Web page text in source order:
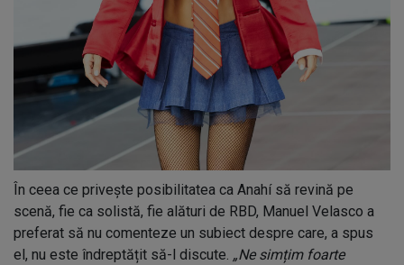
În ceea ce privește posibilitatea ca Anahí să revină pe
scenă, fie ca solistă, fie alături de RBD, Manuel Velasco a
preferat să nu comenteze un subiect despre care, a spus
el, nu este îndreptățit să-l discute. „Ne simțim foarte